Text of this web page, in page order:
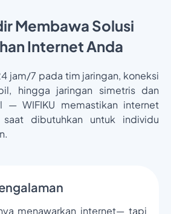
Membawa Solusi
Internet Anda
jam/7 pada tim jaringan, koneksi
hingga jaringan simetris dan
— WIFIKU memastikan internet
dibutuhkan untuk individu
menawarkan internet— tapi